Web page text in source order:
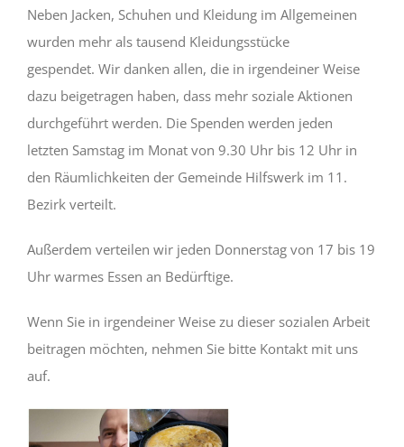
Neben Jacken, Schuhen und Kleidung im Allgemeinen
wurden mehr als tausend Kleidungsstücke
gespendet. Wir danken allen, die in irgendeiner Weise
dazu beigetragen haben, dass mehr soziale Aktionen
durchgeführt werden. Die Spenden werden jeden
letzten Samstag im Monat von 9.30 Uhr bis 12 Uhr in
den Räumlichkeiten der Gemeinde Hilfswerk im 11.
Bezirk verteilt.
Außerdem verteilen wir jeden Donnerstag von 17 bis 19
Uhr warmes Essen an Bedürftige.
Wenn Sie in irgendeiner Weise zu dieser sozialen Arbeit
beitragen möchten, nehmen Sie bitte Kontakt mit uns
auf.